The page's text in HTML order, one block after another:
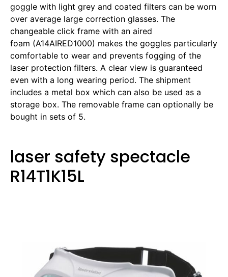
goggle with light grey and coated filters can be worn
over average large correction glasses. The
changeable click frame with an aired
foam (A14AIRED1000) makes the goggles particularly
comfortable to wear and prevents fogging of the
laser protection filters. A clear view is guaranteed
even with a long wearing period. The shipment
includes a metal box which can also be used as a
storage box. The removable frame can optionally be
bought in sets of 5.
laser safety spectacle
R14T1K15L